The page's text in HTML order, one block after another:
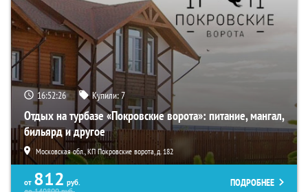
16:52:25 Купили:7
Отдых на турбазе «Покровские ворота»: питание, мангал,
бильярд и другое
Московская обл., КП Покровские ворота, д. 182
от 812 руб.
ПОДРОБНЕЕ